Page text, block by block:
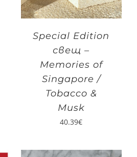
Special Edition
свещ –
Memories of
Singapore /
Tobacco &
Musk
40.39€